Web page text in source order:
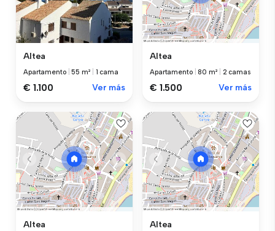
Altea
Apartamento |55 m² 1 cama
€ 1.100 Ver más
Altea
Apartamento |80 m² 2 camas
€ 1.500 Ver más
Altea Altea